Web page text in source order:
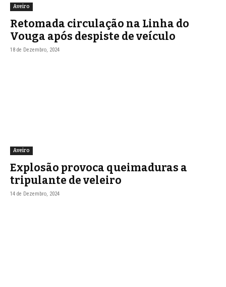
Aveiro
Retomada circulação na Linha do
Vouga após despiste de veículo
18 de Dezembro, 2024
Aveiro
Explosão provoca queimaduras a
tripulante de veleiro
14 de Dezembro, 2024